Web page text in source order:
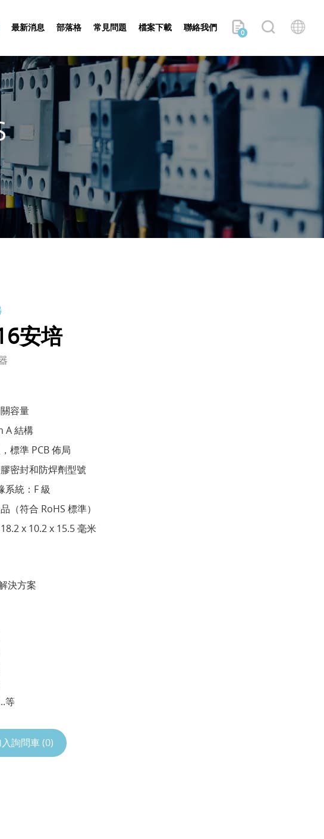
最新消息 部落格 常見問題 檔案下載 聯絡我們 0
安培
容量
A 結構
標準 PCB 佈局
密封和防焊劑型號
系統：F 級
（符合 RoHS 標準）
x 10.2 x 15.5 毫米
決方案
等
詢問車 (0)